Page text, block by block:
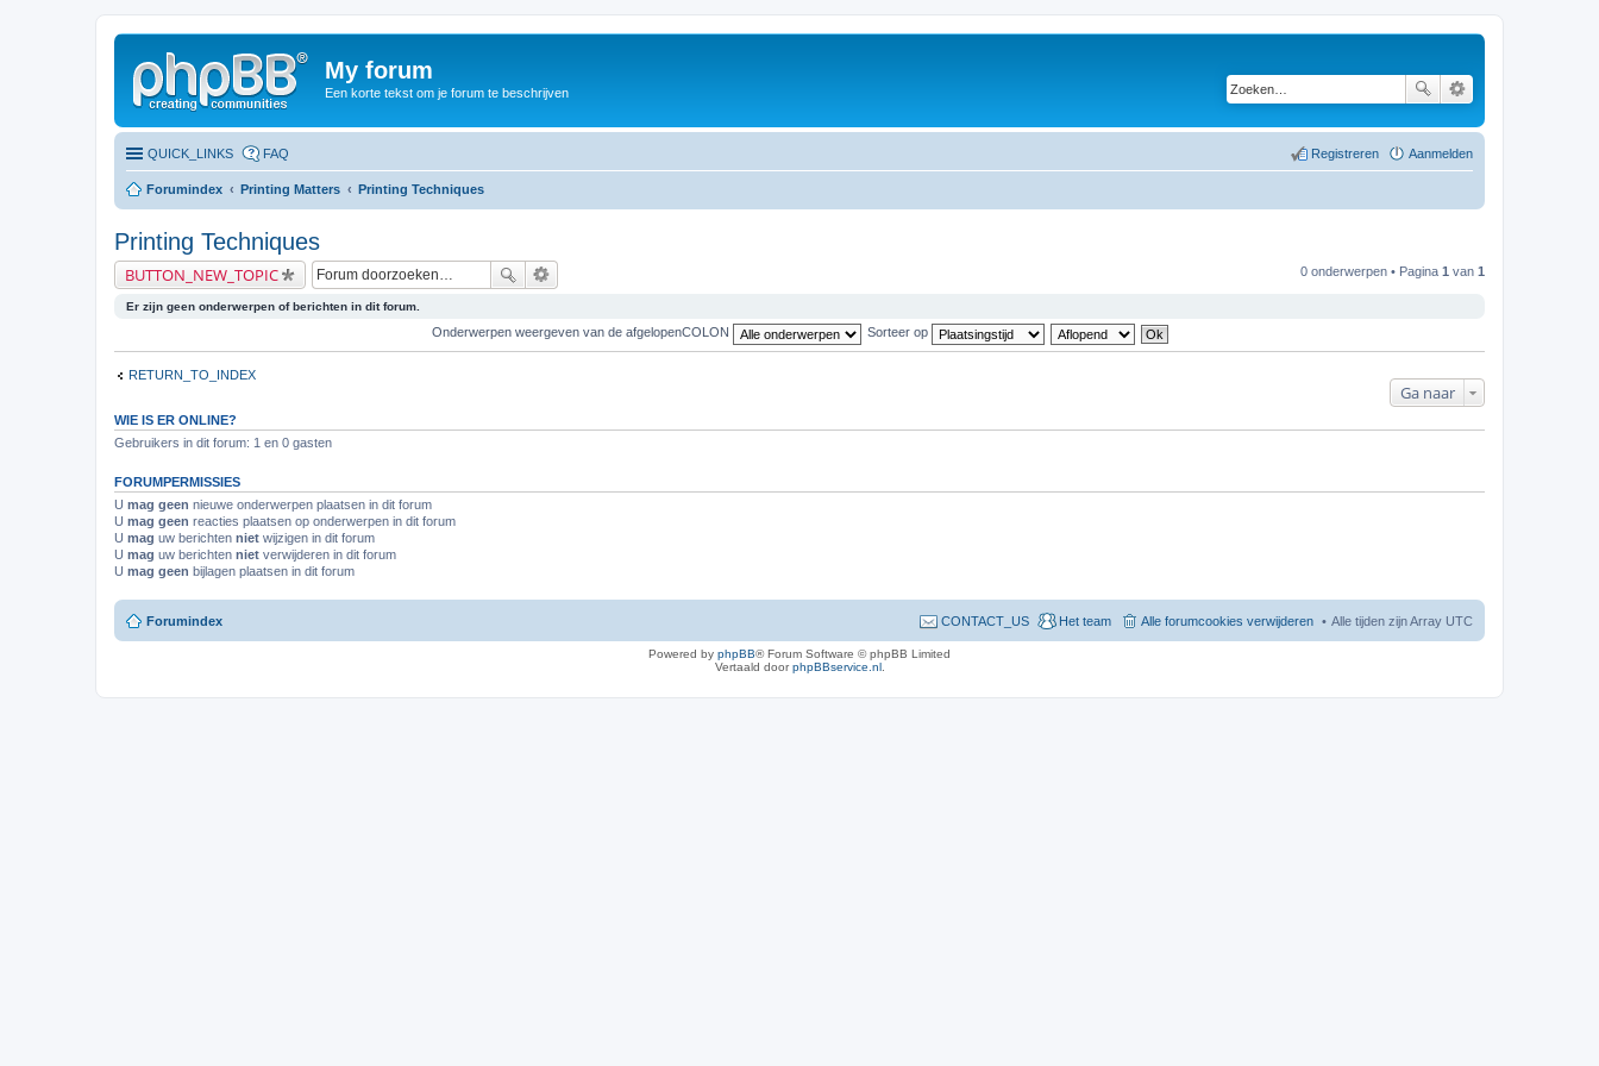
My forum
Een korte tekst om je forum te beschrijven
QUICK_LINKS FAQ Aanmelden
Registreren
Forumindex Printing Matters Printing Techniques
Printing Techniques
BUTTON_NEW_TOPIC 0 onderwerpen • Pagina 1 van 1
Er zijn geen onderwerpen of berichten in dit forum.
Onderwerpen weergeven van de afgelopenCOLON Sorteer op
RETURN_TO_INDEX
Ga naar
WIE IS ER ONLINE?
Gebruikers in dit forum: 1 en 0 gasten
FORUMPERMISSIES
U mag geen nieuwe onderwerpen plaatsen in dit forum
U mag geen reacties plaatsen op onderwerpen in dit forum
U mag uw berichten niet wijzigen in dit forum
U mag uw berichten niet verwijderen in dit forum
U mag geen bijlagen plaatsen in dit forum
Forumindex Alle tijden zijn Array UTC
Alle forumcookies verwijderen
Het team
CONTACT_US
Powered by phpBB® Forum Software © phpBB Limited
Vertaald doorphpBBservice.nl.